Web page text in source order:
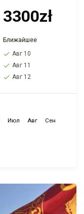
3300zł
Ближайшее
Авг 10
Авг 11
Авг 12
Июл Авг
Сен